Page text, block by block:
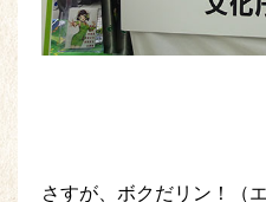
さすが、ボクだリン！（